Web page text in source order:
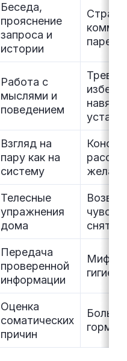
Беседа,
прояснение
запроса и
истории
паре
Работа с
мыслями и
поведением
Взгляд на
пару как на
систему
Телесные
упражнения
дома
снятие
Передача
проверенной
информации
Мифы,
Оценка
соматических
причин
Боль,